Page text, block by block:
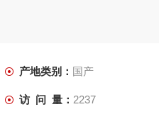
产地类别： 国产
访 问 量： 2237